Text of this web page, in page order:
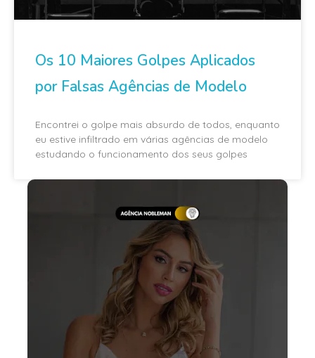
Os 10 Maiores Golpes Aplicados
por Falsas Agências de Modelo
Encontrei o golpe mais absurdo de todos, enquanto
eu estive infiltrado em várias agências de modelo
estudando o funcionamento dos seus golpes